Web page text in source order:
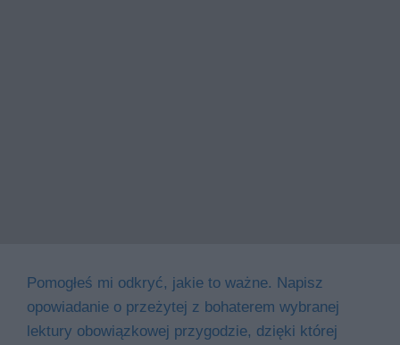
Pomogłeś mi odkryć, jakie to ważne. Napisz
opowiadanie o przeżytej z bohaterem wybranej
lektury obowiązkowej przygodzie, dzięki której